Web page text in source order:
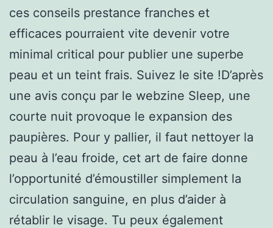
ces conseils prestance franches et
efficaces pourraient vite devenir votre
minimal critical pour publier une superbe
peau et un teint frais. Suivez le site !D’après
une avis conçu par le webzine Sleep, une
courte nuit provoque le expansion des
paupières. Pour y pallier, il faut nettoyer la
peau à l’eau froide, cet art de faire donne
l’opportunité d’émoustiller simplement la
circulation sanguine, en plus d’aider à
rétablir le visage. Tu peux également